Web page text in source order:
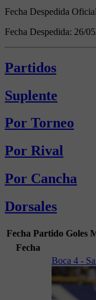
Fecha Despedida
Fecha Despedida: 26/
Partidos
Suplente
Por Torneo
Por Rival
Por Cancha
Dorsales
Fecha Partido Goles
Fecha
Boca 4 -